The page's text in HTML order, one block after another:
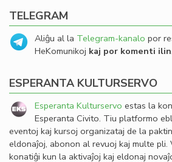
TELEGRAM
Aliĝu al la Telegram-kanalo por
HeKomunikoj kaj por komenti ilin.
ESPERANTA KULTURSERVO
Esperanta Kulturservo estas la
Esperanta Civito. Tiu platformo
eventoj kaj kursoj organizataj de la
eldonaĵoj, abonon al revuoj kaj multe pli.
konatiĝi kun la aktivaĵoj kaj eldonaj